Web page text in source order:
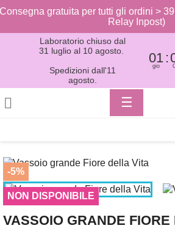
gratuita per tutti gli ordini >
Relay Inpost)
Laboratorio chiuso dal
31 luglio al 10 agosto.
Spedizioni dall'11
agosto.
01
gio

Toggle
navigation
☰
-5%
NON DISPONIBILE
VASSOIO GRANDE FIORE